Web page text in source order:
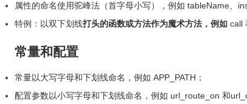
属性的命名使用驼峰法（首字母小写），例如 tableName、
特例：以双下划线打头的函数或方法作为魔术方法，例如call
常量和配置
常量以大写字母和下划线命名，例如 APP_PATH；
配置参数以小写字母和下划线命名，例如 url_route_on 和